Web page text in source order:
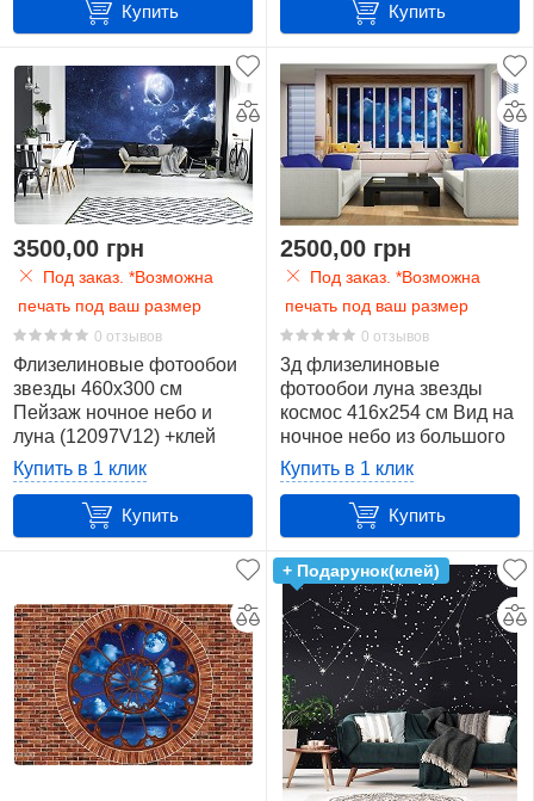
Купить Купить
3500,00 грн
Под заказ. *Возможна
печать под ваш размер
0 отзывов
Флизелиновые фотообои
звезды 460x300 см
Пейзаж ночное небо и
луна (12097V12) +клей
Купить в 1 клик
Купить
2500,00 грн
Под заказ. *Возможна
печать под ваш размер
0 отзывов
3д флизелиновые
фотообои луна звезды
космос 416x254 см Вид на
ночное небо из большого
окна (10652VEXXXL)
+клей
Купить в 1 клик
Купить
+ Подарунок(клей)